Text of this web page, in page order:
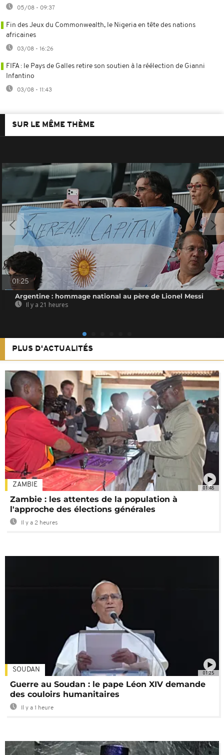
05/08 - 09:37
Fin des Jeux du Commonwealth, le Nigeria en tête des nations
africaines
03/08 - 16:26
FIFA : le Pays de Galles retire son soutien à la réélection de Gianni
Infantino
03/08 - 11:43
SUR LE MÊME THÈME
01:25
Argentine : hommage national au père de Lionel Messi
Il y a 21 heures
PLUS D'ACTUALITÉS
01:48
ZAMBIE
Zambie : les attentes de la population à
l'approche des élections générales
Il y a 2 heures
01:25
SOUDAN
Guerre au Soudan : le pape Léon XIV demande
des couloirs humanitaires
Il y a 1 heure